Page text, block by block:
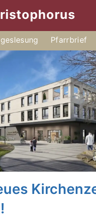
Pfarrbrief